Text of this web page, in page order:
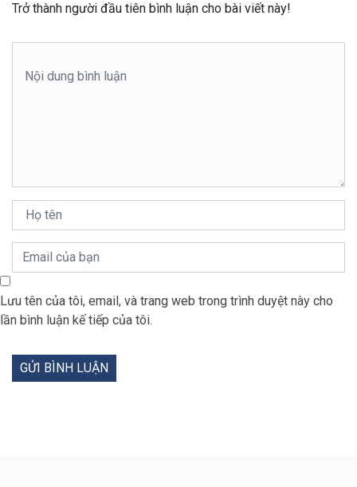
Trở thành người đầu tiên bình luận cho bài viết này!
Lưu tên của tôi, email, và trang web trong trình duyệt này cho
lần bình luận kế tiếp của tôi.